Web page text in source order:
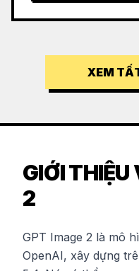
XEM
GIỚI THIỆU
2
GPT Image 2 là mô
OpenAI, xây dựng